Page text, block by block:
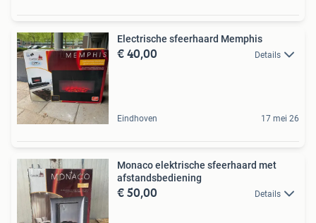
Electrische sfeerhaard Memphis
€ 40,00 Details
Eindhoven 17 mei 26
Monaco elektrische sfeerhaard met
afstandsbediening
€ 50,00 Details